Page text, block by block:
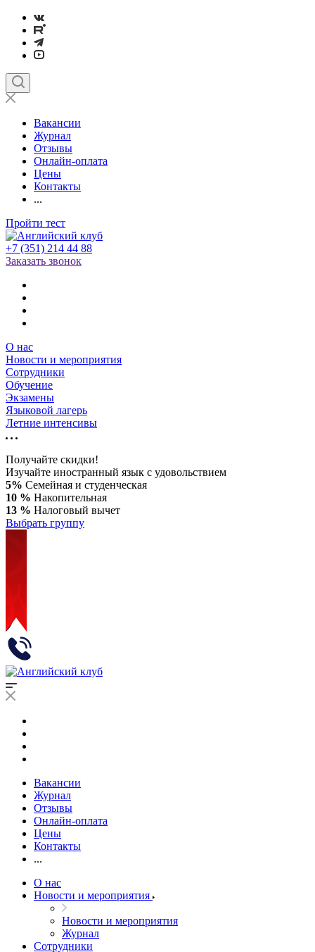
Вакансии
Журнал
Отзывы
Онлайн-оплата
Цены
Контакты
...
Пройти тест
+7 (351) 214 44 88
Заказать звонок
О нас
Новости и мероприятия
Сотрудники
Обучение
Экзамены
Языковой лагерь
Летние интенсивы
Получайте скидки!
Изучайте иностранный язык с удовольствием
5% Семейная и студенческая
10 % Накопительная
13 % Налоговый вычет
Выбрать группу
Вакансии
Журнал
Отзывы
Онлайн-оплата
Цены
Контакты
...
О нас
Новости и мероприятия
Новости и мероприятия
Журнал
Сотрудники